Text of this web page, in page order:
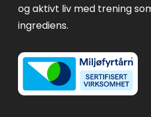
og aktivt liv med trening
ingrediens.